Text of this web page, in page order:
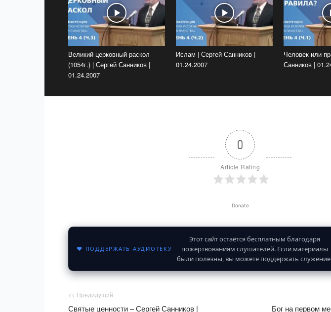
Великий церковный раскол
(1054г.) | Сергей Санников |
01.24.2007
Ислам | Сергей Санников |
01.24.2007
Человек или
Санников |
0
Article Rating
Donate
♥ ПОДДЕРЖАТЬ АУДИОТЕКУ
Этот сайт остаётся бесплатным благодаря
пожертвованиям слушателей. Если материалы
были полезны, вы можете поддержать
<< Предидущий
Святые ценности – Сергей Санников |
Бог на первом